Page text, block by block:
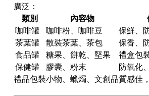
廣泛：
類別
內容物
咖啡罐
咖啡粉、咖啡豆
保鮮、
茶葉罐
散裝茶葉、茶包
保香、
食品罐
糖果、餅乾、堅果
禮盒包
保健罐
膠囊、粉末
防氧化
禮品包裝小物、蠟燭、文創品質感佳